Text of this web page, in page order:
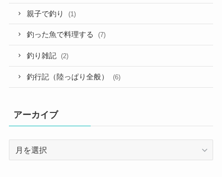
親子で釣り (1)
釣った魚で料理する (7)
釣り雑記 (2)
釣行記（陸っぱり全般） (6)
アーカイブ